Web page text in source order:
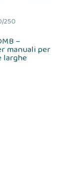
250
–
manuali per